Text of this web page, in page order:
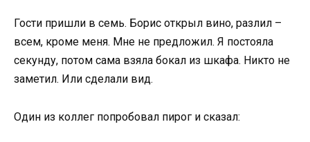
Гости пришли в семь. Борис открыл вино, разлил –
всем, кроме меня. Мне не предложил. Я постояла
секунду, потом сама взяла бокал из шкафа. Никто не
заметил. Или сделали вид.
Один из коллег попробовал пирог и сказал: